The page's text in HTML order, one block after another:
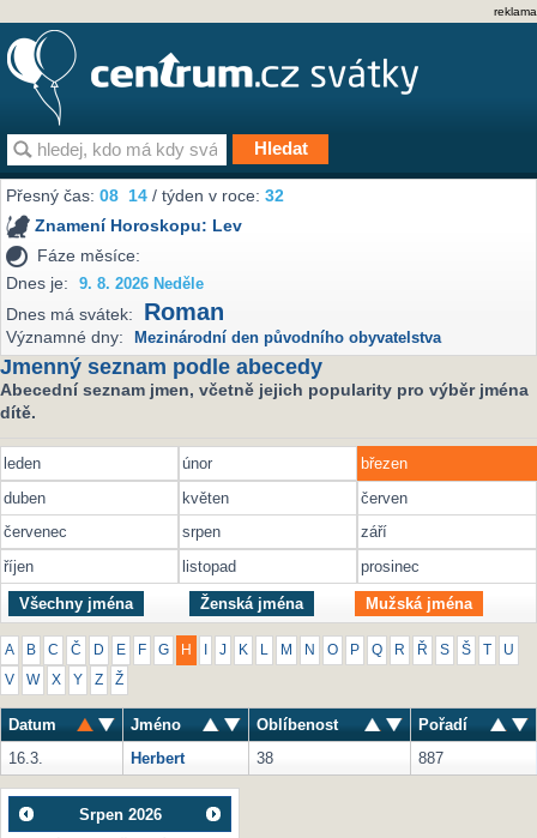
reklama
Přesný čas:08 14 / týden v roce:32
Znamení Horoskopu: Lev
Fáze měsíce:
Dnes je:
9. 8. 2026 Neděle
Dnes má svátek: Roman
Významné dny: Mezinárodní den původního obyvatelstva
Jmenný seznam podle abecedy
Abecední seznam jmen, včetně jejich popularity pro výběr jména
dítě.
leden únor
březen
duben
květen
červen
červenec
srpen
září
říjen
listopad prosinec
Všechny jména Ženská jména Mužská jména
A B C Č D E F G H J K M N O P Q R Ř S Š U
V W X Y Z Ž
Datum Jméno Oblíbenost
Pořadí
16.3.
Herbert 38 887
Srpen 2026